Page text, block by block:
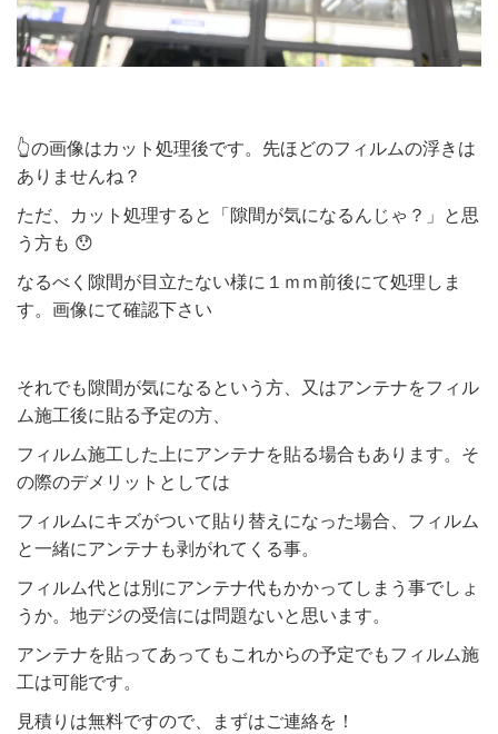
👆の画像はカット処理後です。先ほどのフィルムの浮きは
ありませんね？
ただ、カット処理すると「隙間が気になるんじゃ？」と思
う方も 😯
なるべく隙間が目立たない様に１ｍｍ前後にて処理しま
す。画像にて確認下さい
それでも隙間が気になるという方、又はアンテナをフィル
ム施工後に貼る予定の方、
フィルム施工した上にアンテナを貼る場合もあります。そ
の際のデメリットとしては
フィルムにキズがついて貼り替えになった場合、フィルム
と一緒にアンテナも剥がれてくる事。
フィルム代とは別にアンテナ代もかかってしまう事でしょ
うか。地デジの受信には問題ないと思います。
アンテナを貼ってあってもこれからの予定でもフィルム施
工は可能です。
見積りは無料ですので、まずはご連絡を！